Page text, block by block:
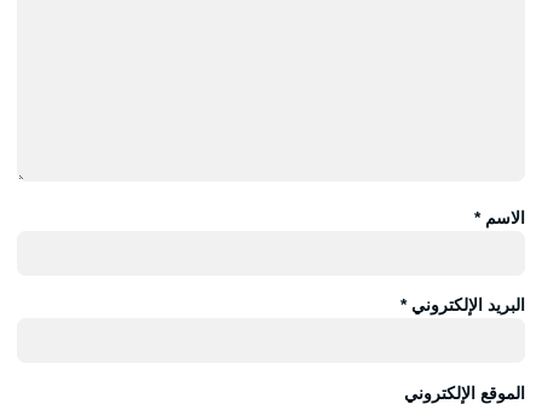
الاسم*
البريد الإلكتروني*
الموقع الإلكتروني